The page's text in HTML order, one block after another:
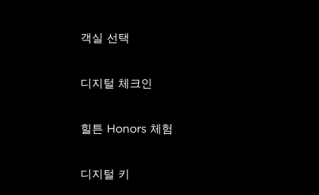
객실 선택
디지털 체크인
힐튼 Honors 체험
디지털 키